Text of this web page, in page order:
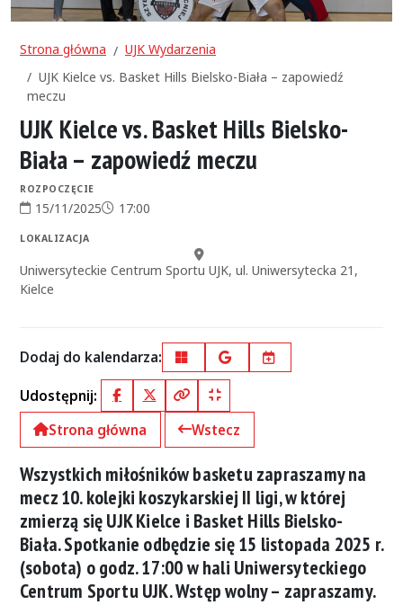
Strona główna
UJK Wydarzenia
UJK Kielce vs. Basket Hills Bielsko-Biała – zapowiedź
meczu
UJK Kielce vs. Basket Hills Bielsko-
Biała – zapowiedź meczu
ROZPOCZĘCIE
Data rozpoczęcia:
15/11/2025Godzina rozpoczęcia:
17:00
LOKALIZACJA
Miejsce:
Uniwersyteckie Centrum Sportu UJK, ul. Uniwersytecka 21,
Kielce
Dodaj do kalendarza: OutlookGoogle Calendar
iCal
Udostępnij:
FacebookX (Twitter)
Kopiuj pełny link
Kopiuj krótki link
Strona główna
Wstecz
Wszystkich miłośników basketu zapraszamy na
mecz 10. kolejki koszykarskiej II ligi, w której
zmierzą się UJK Kielce i Basket Hills Bielsko-
Biała. Spotkanie odbędzie się 15 listopada 2025 r.
(sobota) o godz. 17:00 w hali Uniwersyteckiego
Centrum Sportu UJK. Wstęp wolny – zapraszamy.